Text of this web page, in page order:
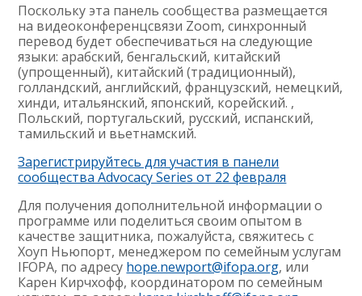
Поскольку эта панель сообщества размещается
на видеоконференцсвязи Zoom, синхронный
перевод будет обеспечиваться на следующие
языки: арабский, бенгальский, китайский
(упрощенный), китайский (традиционный),
голландский, английский, французский, немецкий,
хинди, итальянский, японский, корейский. ,
Польский, португальский, русский, испанский,
тамильский и вьетнамский.
Зарегистрируйтесь для участия в панели
сообщества Advocacy Series от 22 февраля
Для получения дополнительной информации о
программе или поделиться своим опытом в
качестве защитника, пожалуйста, свяжитесь с
Хоуп Ньюпорт, менеджером по семейным услугам
IFOPA, по адресу hope.newport@ifopa.org, или
Карен Кирчхофф, координатором по семейным